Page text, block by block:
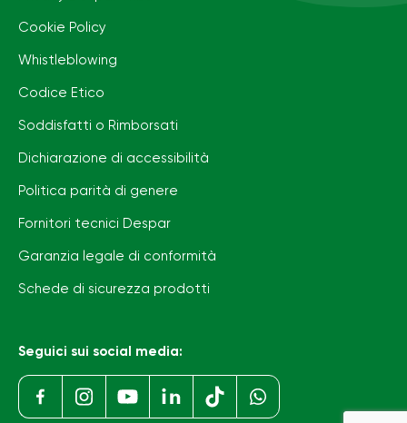
Cookie Policy
Whistleblowing
Codice Etico
Soddisfatti o Rimborsati
Dichiarazione di accessibilità
Politica parità di genere
Fornitori tecnici Despar
Garanzia legale di conformità
Schede di sicurezza prodotti
Seguici sui social media: